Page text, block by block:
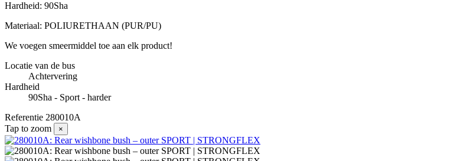
Hardheid: 90Sha
Materiaal: POLIURETHAAN (PUR/PU)
We voegen smeermiddel toe aan elk product!
Locatie van de bus
Achtervering
Hardheid
90Sha - Sport - harder
Referentie 280010A
Tap to zoom
×